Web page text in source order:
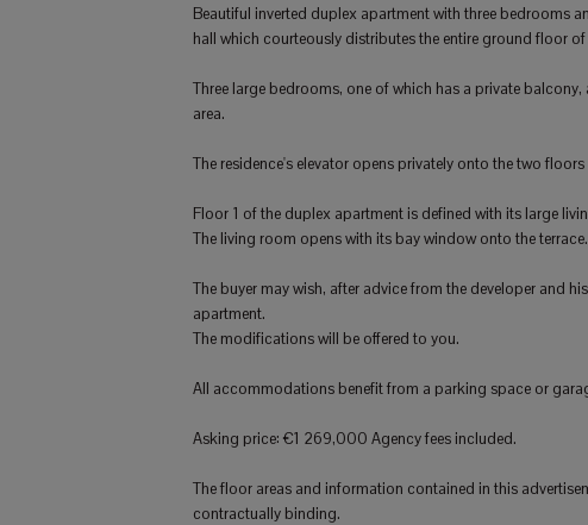
Beautiful inverted duplex apartment with three bedrooms
hall which courteously distributes the entire ground floor
Three large bedrooms, one of which has a private
area.
The residence's elevator opens privately onto the two
Floor 1 of the duplex apartment is defined with its large
The living room opens with its bay window onto the terrace.
The buyer may wish, after advice from the developer and
apartment.
The modifications will be offered to you.
All accommodations benefit from a parking space or
Asking price: €1 269,000 Agency fees included.
The floor areas and information contained in this
contractually binding.